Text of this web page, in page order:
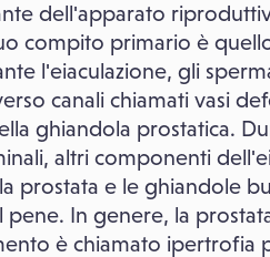
dell'apparato
compito primario è
l'eiaculazione, gli
canali chiamati vasi
ghiandola prostatica.
altri componenti
prostata e le ghiandole
In genere, la
è chiamato ipertrofia